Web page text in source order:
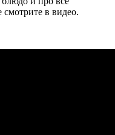
в видео.